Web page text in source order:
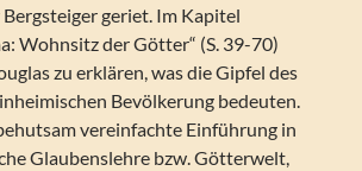
geriet. Im Kapitel
Wohnsitz der Götter“ (S. 39-70)
zu erklären, was die Gipfel des
Bevölkerung bedeuten.
vereinfachte Einführung in
Glaubenslehre bzw. Götterwelt,